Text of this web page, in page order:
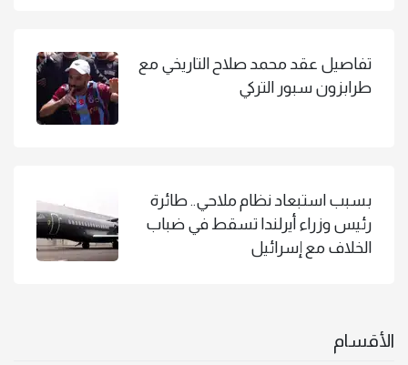
تفاصيل عقد محمد صلاح التاريخي مع
طرابزون سبور التركي
بسبب استبعاد نظام ملاحي.. طائرة
رئيس وزراء أيرلندا تسقط في ضباب
الخلاف مع إسرائيل
الأقسام